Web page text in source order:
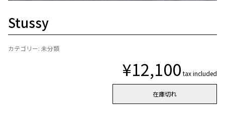
Stussy
カテゴリー: 未分類
¥12,100 tax included
在庫切れ